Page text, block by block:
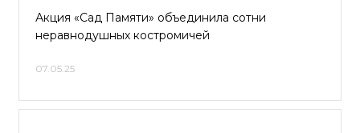
Акция «Сад Памяти» объединила сотни
неравнодушных костромичей
07.05.25